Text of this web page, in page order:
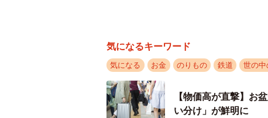
気になるキーワード
気になる お金 のりもの 鉄道 世の中
【物価高が直撃】お
い分け」が鮮明に